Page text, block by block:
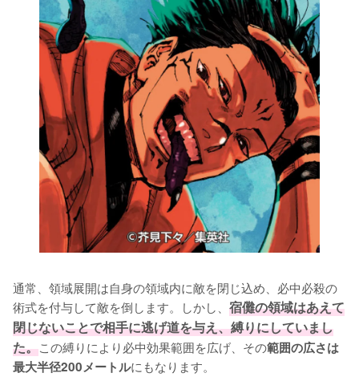
通常、領域展開は自身の領域内に敵を閉じ込め、必中必殺の
術式を付与して敵を倒します。しかし、 宿儺の領域はあえて
閉じないことで相手に逃げ道を与え、縛りにしていまし
た。この縛りにより必中効果範囲を広げ、その範囲の広さは
最大半径200メートルにもなります。